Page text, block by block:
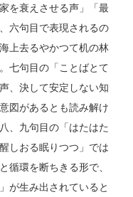
を衰えさせる声」「最
六句目で表現されるの
上去るやかつて机の林
七句目の「ことばとて
、決して安定しない知
図があるとも読み解け
、九句目の「はたはた
しおる眠りつつ」では
循環を断ちきる形で、
が生み出されていると